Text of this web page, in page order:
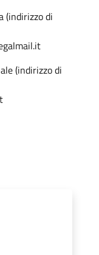
(indirizzo di
(indirizzo di